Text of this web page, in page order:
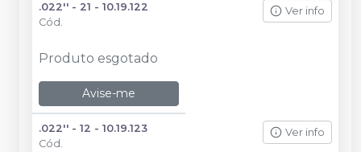
.022'' - 21 - 10.19.122
Cód.
Ver info
Produto esgotado
Avise-me
.022'' - 12 - 10.19.123
Cód.
Ver info